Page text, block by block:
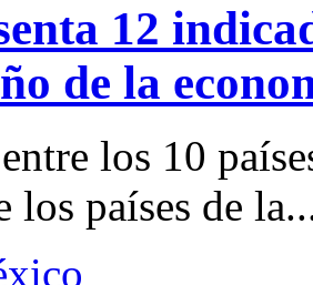
12
de la
los 10
los países de